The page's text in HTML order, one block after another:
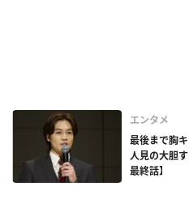
エンタメ
最後まで胸
人見の大胆
最終話】